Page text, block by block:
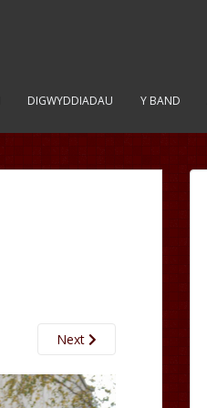
DIGWYDDIADAU Y BAND
Next